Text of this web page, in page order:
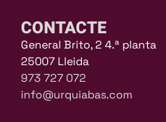
CONTACTE
General Brito, 2 4.ª planta
25007 Lleida
973 727 072
info@urquiabas.com